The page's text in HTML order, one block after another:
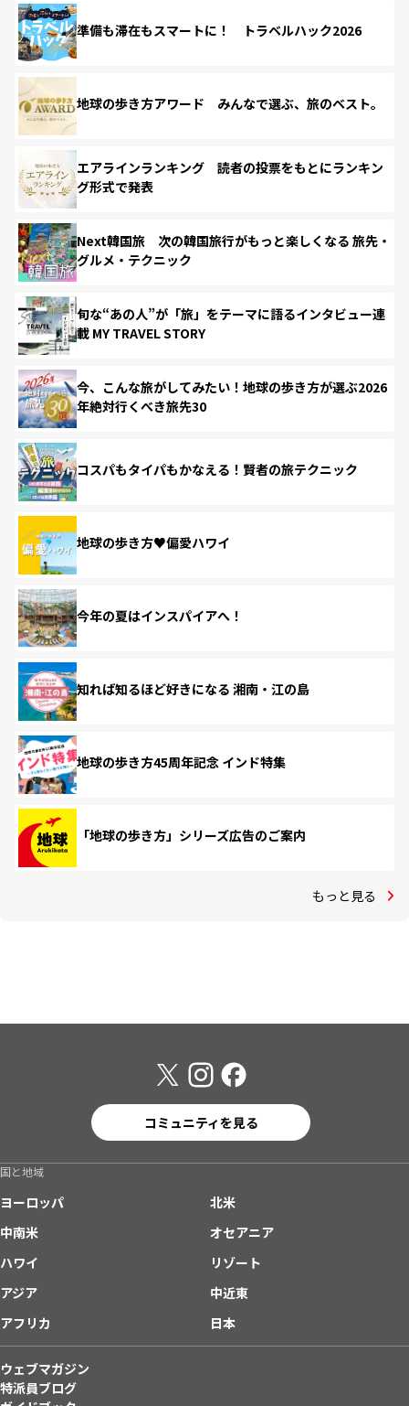
準備も滞在もスマートに！ トラベルハック2026
地球の歩き方アワード みんなで選ぶ、旅のベスト。
エアラインランキング 読者の投票をもとにランキン
グ形式で発表
Next韓国旅 次の韓国旅行がもっと楽しくなる 旅先・
グルメ・テクニック
旬な“あの人”が「旅」をテーマに語るインタビュー連
載 MY TRAVEL STORY
今、こんな旅がしてみたい！地球の歩き方が選ぶ2026
年絶対行くべき旅先30
コスパもタイパもかなえる！賢者の旅テクニック
地球の歩き方♥偏愛ハワイ
今年の夏はインスパイアへ！
知れば知るほど好きになる 湘南・江の島
地球の歩き方45周年記念 インド特集
「地球の歩き方」シリーズ広告のご案内
もっと見る
コミュニティを見る
国と地域
ヨーロッパ
北米
中南米
オセアニア
ハワイ
リゾート
アジア
中近東
アフリカ
日本
ウェブマガジン
特派員ブログ